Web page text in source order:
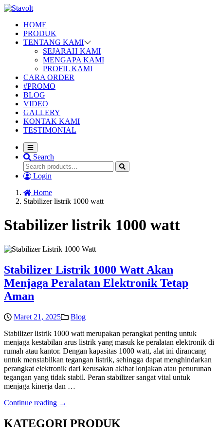
HOME
PRODUK
TENTANG KAMI
SEJARAH KAMI
MENGAPA KAMI
PROFIL KAMI
CARA ORDER
#PROMO
BLOG
VIDEO
GALLERY
KONTAK KAMI
TESTIMONIAL
Search
Login
Home
Stabilizer listrik 1000 watt
Stabilizer listrik 1000 watt
Stabilizer Listrik 1000 Watt Akan
Menjaga Peralatan Elektronik Tetap
Aman
Maret 21, 2025
Blog
Stabilizer listrik 1000 watt merupakan perangkat penting untuk
menjaga kestabilan arus listrik yang masuk ke peralatan elektronik di
rumah atau kantor. Dengan kapasitas 1000 watt, alat ini dirancang
untuk menstabilkan tegangan listrik, sehingga dapat menghindarkan
perangkat elektronik dari kerusakan akibat lonjakan atau penurunan
tegangan yang tidak stabil. Peran stabilizer sangat vital untuk
menjaga kinerja dan …
Continue reading →
KATEGORI PRODUK